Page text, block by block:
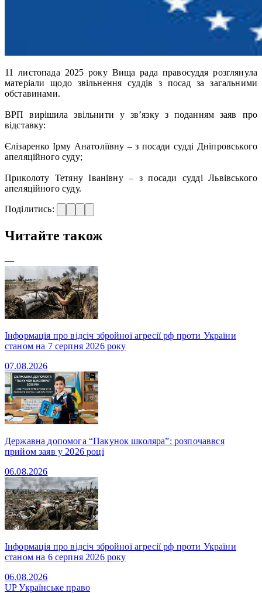
11 листопада 2025 року Вища рада правосуддя розглянула
матеріали щодо звільнення суддів з посад за загальними
обставинами.
ВРП вирішила звільнити у зв’язку з поданням заяв про
відставку:
Єлізаренко Ірму Анатоліївну – з посади судді Дніпровського
апеляційного суду;
Приколоту Тетяну Іванівну – з посади судді Львівського
апеляційного суду.
Поділитись:
Читайте також
—
Інформація про відсіч збройної агресії рф проти України
станом на 7 серпня 2026 року
07.08.2026
Державна допомога “Пакунок школяра”: розпочаввся
прийом заяв у 2026 році
06.08.2026
Інформація про відсіч збройної агресії рф проти України
станом на 6 серпня 2026 року
06.08.2026
UPУкраїнське право